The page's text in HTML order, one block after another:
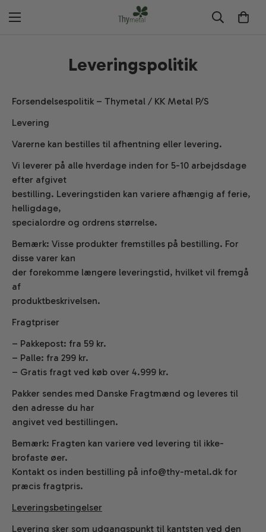
Leveringspolitik
Forsendelsespolitik – Thymetal / KK Metal P/S
Levering
Varerne kan bestilles til afhentning eller levering.
Vi leverer på alle hverdage inden for 5-10 arbejdsdage
efter afgivet
bestilling. Leveringstiden kan variere afhængig af ferie,
helligdage,
specialordre og ordrens størrelse.
Bemærk: Visse produkter fremstilles på bestilling. For
disse varer kan
der forekomme længere leveringstid, hvilket vil fremgå
af
produktbeskrivelsen.
Fragtpriser
– Pakkepost: fra 59 kr.
– Palle: fra 299 kr.
– Gratis fragt ved køb over 4.999 kr.
Pakker sendes med Danske Fragtmænd og leveres til
den adresse du har
angivet ved bestillingen.
Bemærk: Fragten kan variere ved levering til ikke-
brofaste øer.
Kontakt os inden bestilling på info@thy-metal.dk for
præcis fragtpris.
Leveringsbetingelser
Levering sker som udgangspunkt til kantsten ved den